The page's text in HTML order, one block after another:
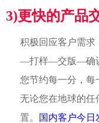
3)更快的产品
积极回应客户需求
—打样—交版—确
您节约每一分，每
无论您在地球的
置。
国内客户今日